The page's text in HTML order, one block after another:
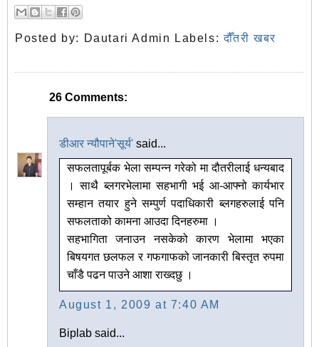
Posted by: Dautari Admin Labels:दौँतरी खबर
26 Comments:
डीआर न्यौपाने'सूर्य' said...
सफलतापूर्बक भेला सम्पन्न गरेको मा दौतरीलाई धन्यबाद
। साथै ब्लगरभेलामा सहभागी भई आ-आफ्नो कार्यभार
सम्हान तयार हुने सम्पुर्ण पदाधिकारी ब्लगहरुलाई पनि
सफलताको कामना आउदा दिनहरुमा ।
सहभागिता जनाउन नसकेको कारण भेलामा भएका
बिषयगत छलफल र गफगाफको जानकारी बिस्तृत रुपमा
चाँडै पढन पाउने आशा राख्दछु ।
August 1, 2009 at 7:40 AM
Biplab said...